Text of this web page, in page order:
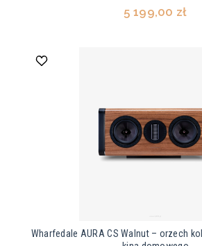
5 199,00 zł
Wharfedale AURA CS Walnut – orzech